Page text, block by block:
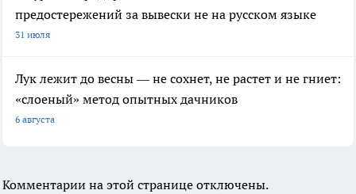
предостережений за вывески не на русском языке
31 июля
Лук лежит до весны — не сохнет, не растет и не гниет:
«слоеный» метод опытных дачников
6 августа
Комментарии на этой странице отключены.